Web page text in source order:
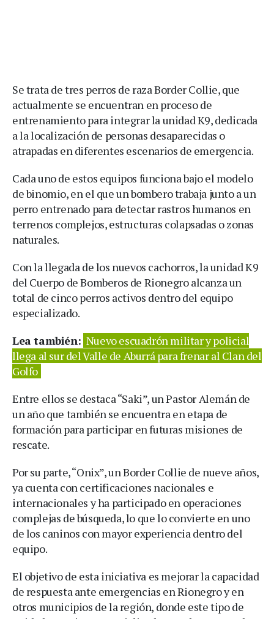
Se trata de tres perros de raza Border Collie, que
actualmente se encuentran en proceso de
entrenamiento para integrar la unidad K9, dedicada
a la localización de personas desaparecidas o
atrapadas en diferentes escenarios de emergencia.
Cada uno de estos equipos funciona bajo el modelo
de binomio, en el que un bombero trabaja junto a un
perro entrenado para detectar rastros humanos en
terrenos complejos, estructuras colapsadas o zonas
naturales.
Con la llegada de los nuevos cachorros, la unidad K9
del Cuerpo de Bomberos de Rionegro alcanza un
total de cinco perros activos dentro del equipo
especializado.
Lea también: Nuevo escuadrón militar y policial
llega al sur del Valle de Aburrá para frenar al Clan del
Golfo
Entre ellos se destaca “Saki”, un Pastor Alemán de
un año que también se encuentra en etapa de
formación para participar en futuras misiones de
rescate.
Por su parte, “Onix”, un Border Collie de nueve años,
ya cuenta con certificaciones nacionales e
internacionales y ha participado en operaciones
complejas de búsqueda, lo que lo convierte en uno
de los caninos con mayor experiencia dentro del
equipo.
El objetivo de esta iniciativa es mejorar la capacidad
de respuesta ante emergencias en Rionegro y en
otros municipios de la región, donde este tipo de